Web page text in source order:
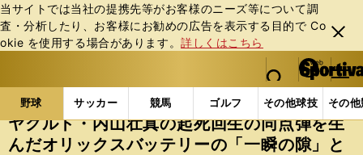
当サイトでは当社の提携先等がお客様のニーズ等について調
査・分析したり、お客様にお勧めの広告を表⽰する⽬的で Co
okie を使⽤する場合があります。詳しくはこちら
閉じ
る
web Sportiva (webスポルティーバ)
検索
マイペ
ー
ジ
メニュ
野球 サッカー 競馬 ゴルフ その他球技 その
b
ス
ポ
ル
野球の記事一覧 プロ野球 ヤクルト・内山壮真の起
ヤクルト・内山壮真の起死回生の同点弾を生
んだオリックスバッテリーの「一瞬の隙」と